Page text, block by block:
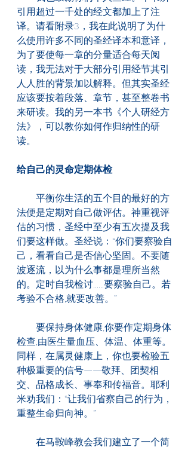
引用超过一千处的经文都加上了注
译。请看附录3，我在此说明了为什
么使用许多不同的圣经译本和意译，
为了要使每一章的分量适合每天阅
读，我无法对于大部分引用经节其引
人人胜的背景加以解释。但其实圣经
应该要按着段落、章节，甚至整卷书
来研读。我的另一本书《个人研经方
法》，可以教你如何作归纳性的研
读。
给自己的灵命定期体检
平衡你生活的五个目的最好的方
法便是定期对自己做评估。神重视评
估的习惯，圣经中至少有五次提及我
们要这样做。圣经说：“你们要察验自
己，看看自己是否信心坚固。不要随
波逐流，以为什么事都是理所当然
的。定时自我检讨......要察验自己。若
考验不合格,就要改善。”
要保持身体健康,你要作定期身体
检查,由医生量血压、体温、体重等。
同样，在属灵健康上，你也要检验五
种极重要的信号——敬拜、团契相
交、品格成长、事奉和传福音。耶利
米劝我们：“让我们省察自己的行为，
重整生命归向神。”
在马鞍峰教会我们建立了一个简